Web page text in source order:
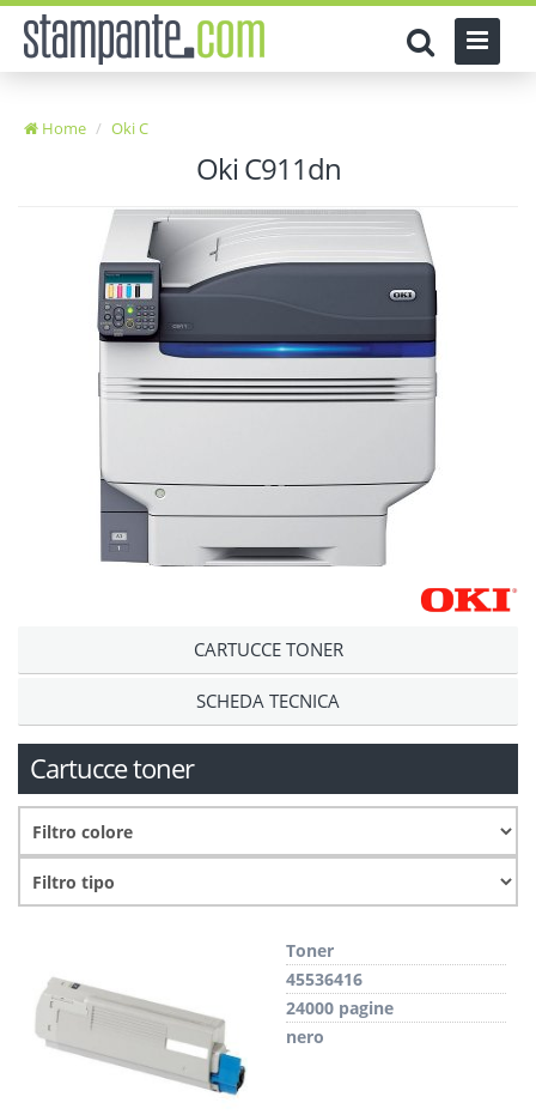
Home Oki C
Oki C911dn
CARTUCCE TONER
SCHEDA TECNICA
Cartucce toner
Toner
45536416
24000 pagine
nero